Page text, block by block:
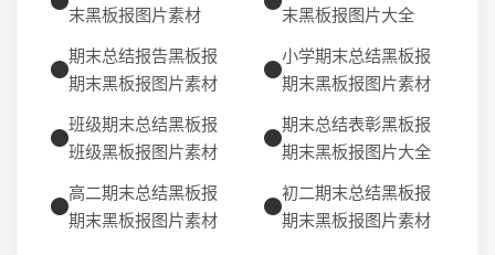
末黑板报图片素材
末黑板报图片大全
期末总结报告黑板报
期末黑板报图片素材
小学期末总结黑板报
期末黑板报图片素材
班级期末总结黑板报
班级黑板报图片素材
期末总结表彰黑板报
期末黑板报图片大全
高二期末总结黑板报
期末黑板报图片素材
初二期末总结黑板报
期末黑板报图片素材